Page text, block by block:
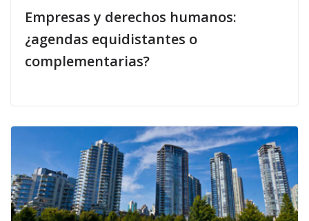
Empresas y derechos humanos:
¿agendas equidistantes o
complementarias?